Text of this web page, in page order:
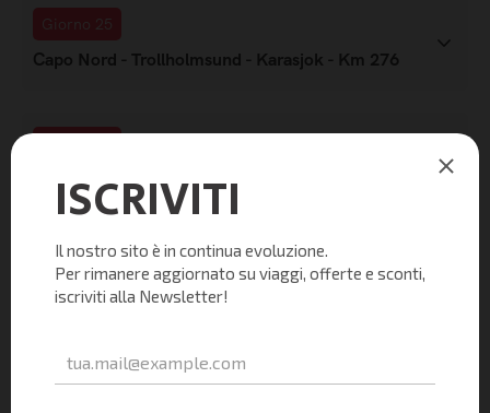
Giorno 25
Capo Nord - Trollholmsund - Karasjok - Km 276
Giorno 28 e 29 Napapiiri - Stoccolma - KM 1153
Stoccolma - Km 0